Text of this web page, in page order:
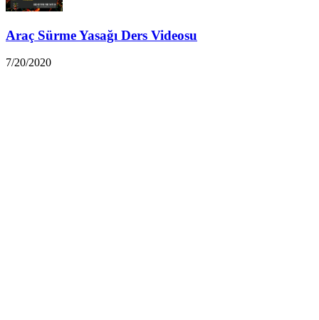
Araç Sürme Yasağı Ders Videosu
7/20/2020